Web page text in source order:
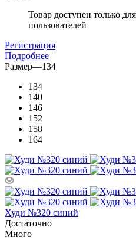
Товар доступен только
пользователей
Регистрация
Подробнее
Размер—134
134
140
146
152
158
164
Худи №320 синий
Достаточно
Много